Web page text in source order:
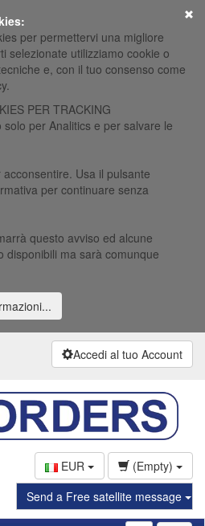
per permettervi una migliore
selezionate utilizziamo cookie o
e, con il tuo consenso come
PER TRACKING
solo per Analitics e per salvare le
acconsentire. Usa il pulsante
per continuare senza
questo avviso ed alcune
disponibili ma sarà comunque
×
Accedi al tuo Account
EUR
(Empty)
Send a Free satellite message